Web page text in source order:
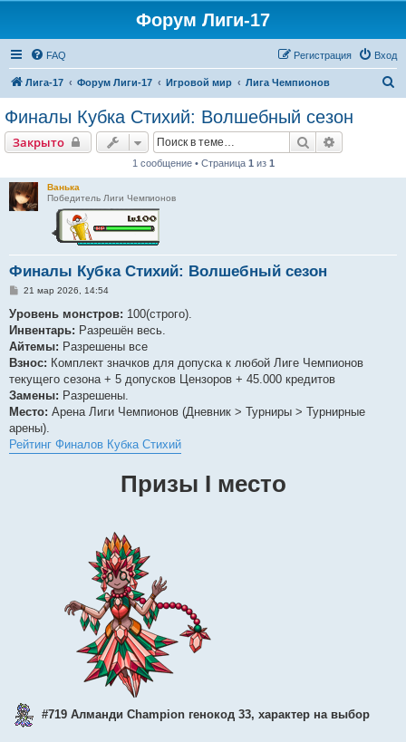
Форум Лиги-17
FAQ Вход
Регистрация
Лига-17 Форум Лиги-17 Игровой мир Лига Чемпионов
Финалы Кубка Стихий: Волшебный сезон
Закрыто Поиск
1 сообщение • Страница 1 из 1
Ванька
Победитель Лиги Чемпионов
Финалы Кубка Стихий: Волшебный сезон
С
о
щ
е
и
е
21 мар 2026, 14:54
Уровень монстров: 100(строго).
Инвентарь: Разрешён весь.
Айтемы: Разрешены все
Взнос: Комплект значков для допуска к любой Лиге Чемпионов
текущего сезона + 5 допусков Цензоров + 45.000 кредитов
Замены: Разрешены.
Место: Арена Лиги Чемпионов (Дневник > Турниры > Турнирные
арены).
Рейтинг Финалов Кубка Стихий
Призы I место
#719 Алманди Champion генокод 33, характер на выбор